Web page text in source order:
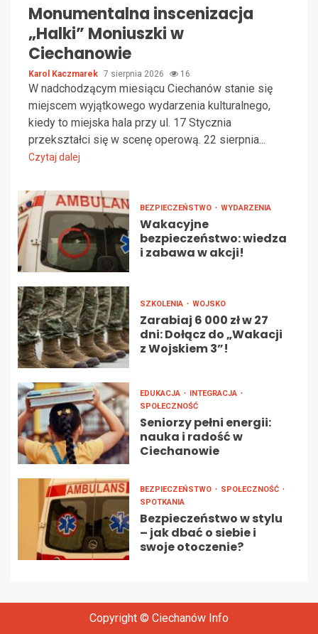
Monumentalna inscenizacja
„Halki” Moniuszki w
Ciechanowie
Karol Kaczmarek 7 sierpnia 2026 16
W nadchodzącym miesiącu Ciechanów stanie się
miejscem wyjątkowego wydarzenia kulturalnego,
kiedy to miejska hala przy ul. 17 Stycznia
przekształci się w scenę operową. 22 sierpnia...
Czytaj dalej
BEZPIECZEŃSTWO WYDARZENIA
Wakacyjne
bezpieczeństwo: wiedza
i zabawa w akcji!
SZKOLENIA WOJSKO
Zarabiaj 6 000 zł w 27
dni: Dołącz do „Wakacji
z Wojskiem 3”!
EDUKACJA
INTEGRACJA
SPOŁECZNOŚĆ
Seniorzy pełni energii:
nauka i radość w
Ciechanowie
BEZPIECZEŃSTWO
SPOŁECZNOŚĆ
SPOTKANIA
Bezpieczeństwo w stylu
– jak dbać o siebie i
swoje otoczenie?
Copyright © Ciechanów Info